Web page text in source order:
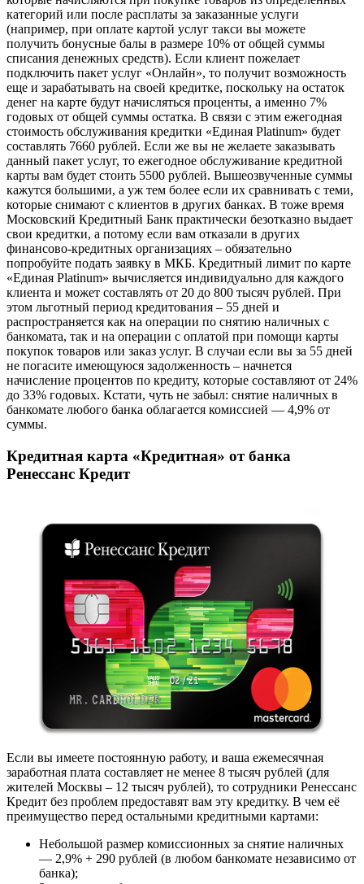
категорий или после расплаты за заказанные услуги
(например, при оплате картой услуг такси вы можете
получить бонусные балы в размере 10% от общей суммы
списания денежных средств). Если клиент пожелает
подключить пакет услуг «Онлайн», то получит возможность
еще и зарабатывать на своей кредитке, поскольку на остаток
денег на карте будут начисляться проценты, а именно 7%
годовых от общей суммы остатка. В связи с этим ежегодная
стоимость обслуживания кредитки «Единая Platinum» будет
составлять 7660 рублей. Если же вы не желаете заказывать
данный пакет услуг, то ежегодное обслуживание кредитной
карты вам будет стоить 5500 рублей. Вышеозвученные суммы
кажутся большими, а уж тем более если их сравнивать с теми,
которые снимают с клиентов в других банках. В тоже время
Московский Кредитный Банк практически безотказно выдает
свои кредитки, а потому если вам отказали в других
финансово-кредитных организациях – обязательно
попробуйте подать заявку в МКБ. Кредитный лимит по карте
«Единая Platinum» вычисляется индивидуально для каждого
клиента и может составлять от 20 до 800 тысяч рублей. При
этом льготный период кредитования – 55 дней и
распространяется как на операции по снятию наличных с
банкомата, так и на операции с оплатой при помощи карты
покупок товаров или заказ услуг. В случаи если вы за 55 дней
не погасите имеющуюся задолженность – начнется
начисление процентов по кредиту, которые составляют от 24%
до 33% годовых. Кстати, чуть не забыл: снятие наличных в
банкомате любого банка облагается комиссией — 4,9% от
суммы.
Кредитная карта «Кредитная» от банка
Ренессанс Кредит
Если вы имеете постоянную работу, и ваша ежемесячная
заработная плата составляет не менее 8 тысяч рублей (для
жителей Москвы – 12 тысяч рублей), то сотрудники Ренессанс
Кредит без проблем предоставят вам эту кредитку. В чем её
преимущество перед остальными кредитными картами:
Небольшой размер комиссионных за снятие наличных
— 2,9% + 290 рублей (в любом банкомате независимо от
банка);